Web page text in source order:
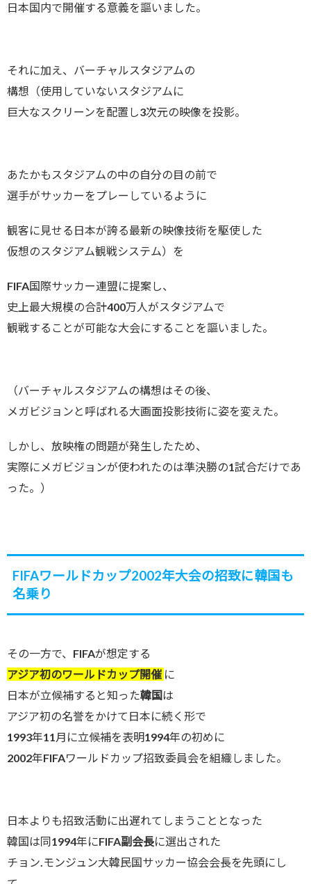
日本国内で開催する意義を謳いました。
それに加え、バーチャルスタジアムの
構想（使用していないスタジアムに
巨大なスクリーンを配置し3次元の映像を投影。
あたかもスタジアムの中の自分の目の前で
選手がサッカーをプレーしているように
観客に見せる日本が誇る最新の映像技術を駆使した
仮想のスタジアム観戦システム）を
FIFA国際サッカー連盟に提案し、
史上最大規模の合計400万人がスタジアムで
観戦することが可能な大会にすることを謳いました。
（バーチャルスタジアムの構想はその後、
メガビジョンと呼ばれる大画面投影技術に姿を変えた。
しかし、放映権の問題が発生したため、
実際にメガビジョンが使われたのは準決勝の1試合だけであ
った。）
FIFAワールドカップ2002年大会の招致に韓国も
名乗り
その一方で、FIFAが想定する
アジア初のワールドカップ開催 に
日本が立候補すると知った韓国は
アジア初の名誉をかけて日本に続く形で
1993年11月に立候補を表明1994年の初めに
2002年FIFAワールドカップ招致委員会を組織しました。
日本よりも招致活動に出遅れてしまうこととなった
韓国は同1994年にFIFA副会長に選出された
チョン.モンジュン大韓民国サッカー協会会長を先頭にし